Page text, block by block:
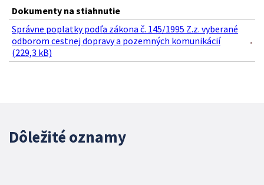
Dokumenty na stiahnutie
Správne poplatky podľa zákona č. 145/1995 Z.z. vyberané
odborom cestnej dopravy a pozemných komunikácií
(229,3 kB)
Dôležité oznamy